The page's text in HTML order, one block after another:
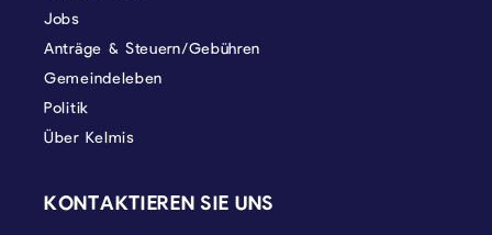
Jobs
Anträge & Steuern/Gebühren
Gemeindeleben
Politik
Über Kelmis
KONTAKTIEREN SIE UNS